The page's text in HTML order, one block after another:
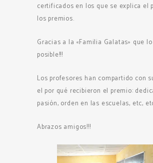
certificados en los que se explica el
los premios.
Gracias a la «Familia Galatas» que
posible!!!
Los profesores han compartido con
el por qué recibieron el premio:
pasión, orden en las escuelas, etc,
Abrazos amigos!!!